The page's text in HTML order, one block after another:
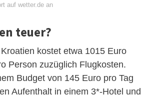
auf wetter.de an
teuer?
kostet etwa 1015 Euro
Person zuzüglich Flugkosten.
Budget von 145 Euro pro Tag
Aufenthalt in einem 3*-Hotel und